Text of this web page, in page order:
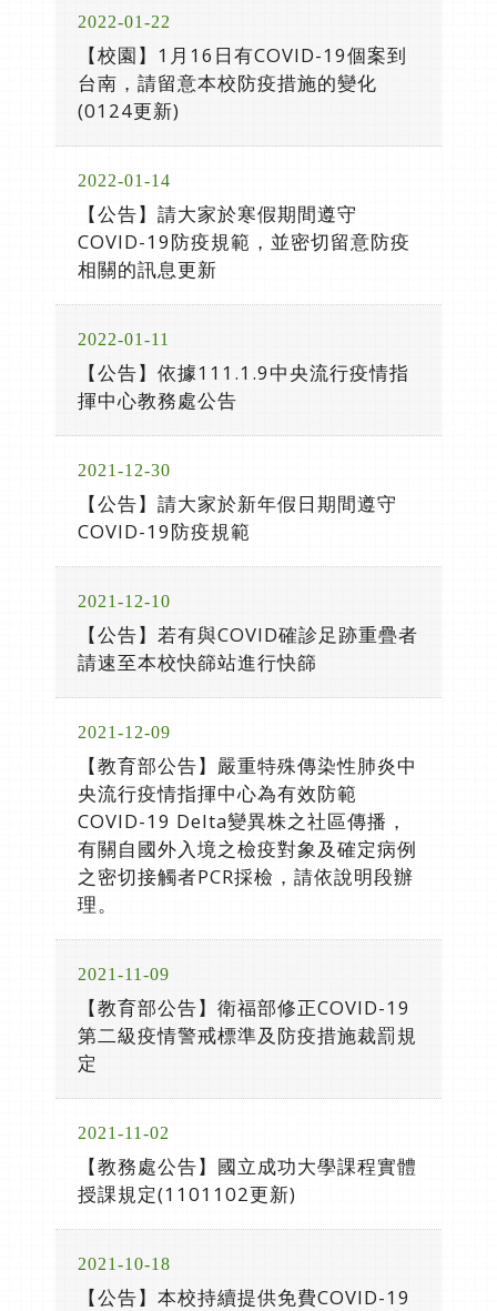
2022-01-22
【校園】1月16日有COVID-19個案到
台南，請留意本校防疫措施的變化
(0124更新)
2022-01-14
【公告】請大家於寒假期間遵守
COVID-19防疫規範，並密切留意防疫
相關的訊息更新
2022-01-11
【公告】依據111.1.9中央流行疫情指
揮中心教務處公告
2021-12-30
【公告】請大家於新年假日期間遵守
COVID-19防疫規範
2021-12-10
【公告】若有與COVID確診足跡重疊者
請速至本校快篩站進行快篩
2021-12-09
【教育部公告】嚴重特殊傳染性肺炎中
央流行疫情指揮中心為有效防範
COVID-19 Delta變異株之社區傳播，
有關自國外入境之檢疫對象及確定病例
之密切接觸者PCR採檢，請依說明段辦
理。
2021-11-09
【教育部公告】衛福部修正COVID-19
第二級疫情警戒標準及防疫措施裁罰規
定
2021-11-02
【教務處公告】國立成功大學課程實體
授課規定(1101102更新)
2021-10-18
【公告】本校持續提供免費COVID-19